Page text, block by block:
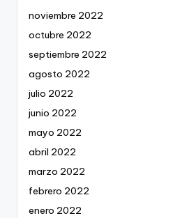
noviembre 2022
octubre 2022
septiembre 2022
agosto 2022
julio 2022
junio 2022
mayo 2022
abril 2022
marzo 2022
febrero 2022
enero 2022